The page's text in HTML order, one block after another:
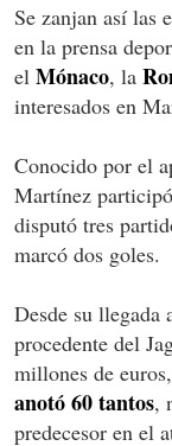
Se zanjan así las
en la prensa
el Mónaco, la
interesados en
Conocido por el
Martínez
disputó tres
marcó dos goles.
Desde su llegada
procedente del
millones de
anotó 60 tantos,
predecesor en el